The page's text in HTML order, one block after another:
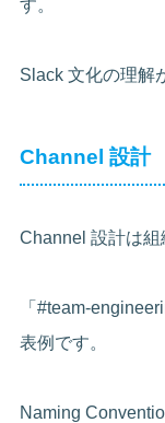
す。
Slack 文化の理解
Channel 設計
Channel 設計は組
「#team-
表例です。
Naming